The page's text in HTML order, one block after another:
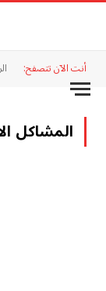
أنت الآن تتصفح:
المشاكل